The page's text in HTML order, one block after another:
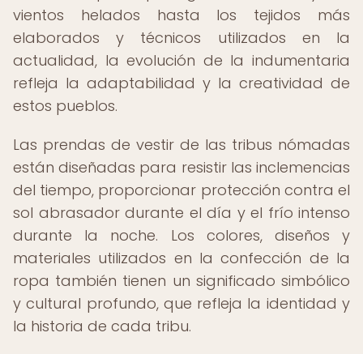
vientos helados hasta los tejidos más
elaborados y técnicos utilizados en la
actualidad, la evolución de la indumentaria
refleja la adaptabilidad y la creatividad de
estos pueblos.
Las prendas de vestir de las tribus nómadas
están diseñadas para resistir las inclemencias
del tiempo, proporcionar protección contra el
sol abrasador durante el día y el frío intenso
durante la noche. Los colores, diseños y
materiales utilizados en la confección de la
ropa también tienen un significado simbólico
y cultural profundo, que refleja la identidad y
la historia de cada tribu.